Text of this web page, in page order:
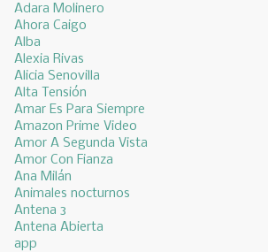
Adara Molinero
Ahora Caigo
Alba
Alexia Rivas
Alicia Senovilla
Alta Tensión
Amar Es Para Siempre
Amazon Prime Video
Amor A Segunda Vista
Amor Con Fianza
Ana Milán
Animales nocturnos
Antena 3
Antena Abierta
app